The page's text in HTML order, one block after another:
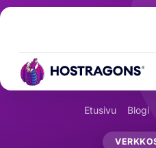
Etusivu Blogi